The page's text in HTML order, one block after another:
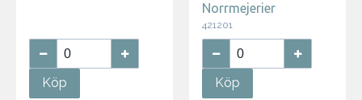
Köp
Norrmejerier
421201
Köp